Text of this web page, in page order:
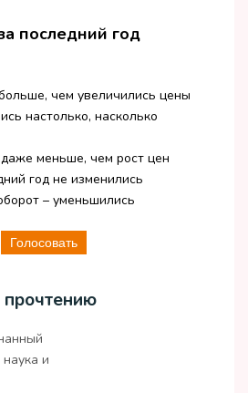
последний год
чем увеличились цены
настолько, насколько
меньше, чем рост цен
год не изменились
– уменьшились
Голосовать